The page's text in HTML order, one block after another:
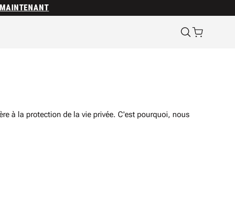
à la protection de la vie privée. C'est pourquoi, nous